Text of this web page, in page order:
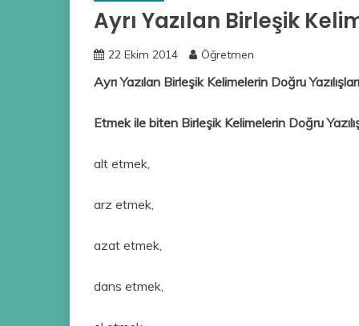
Ayrı Yazılan Birleşik
22 Ekim 2014 Öğretmen
Ayrı Yazılan Birleşik Kelimelerin Doğru Yazılışları
Etmek ile biten Birleşik Kelimelerin Doğru
alt etmek,
arz etmek,
azat etmek,
dans etmek,